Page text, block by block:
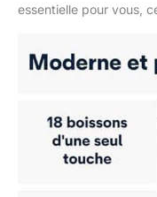
essentielle pour vous,